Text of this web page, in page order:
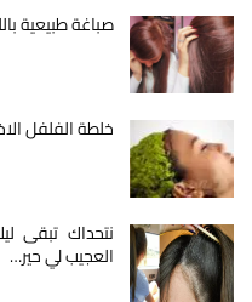
صباغة طبيعية
خلطة الفلفل
نتحداك تبقى
العجيب لي حير…